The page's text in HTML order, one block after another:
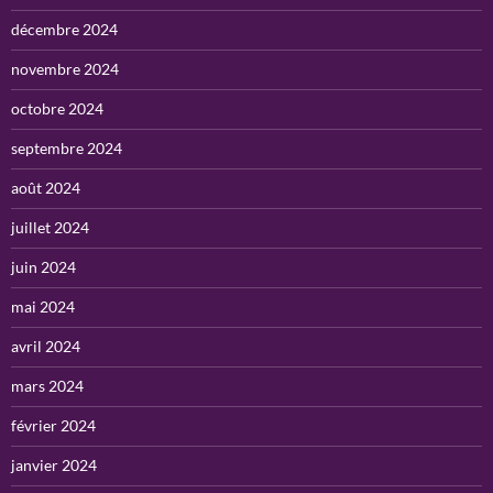
décembre 2024
novembre 2024
octobre 2024
septembre 2024
août 2024
juillet 2024
juin 2024
mai 2024
avril 2024
mars 2024
février 2024
janvier 2024